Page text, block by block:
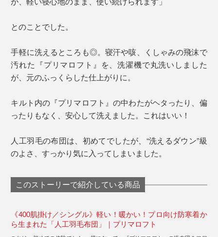
とのことでした。
手軽に洗えるところも◎。寝汗や咳、くしゃみの飛沫で
汚れた『プリマロフト』を、洗濯機で丸洗いしました
が、元のふっくらした仕上がりに。
キルト内の『プリマロフト』の中わたがヘタったり、偏
ったりもなく、安心して洗えました。これはいい！
人工羽毛の布団は、初めてでしたが、“洗えるダウン”級
のよさ、すっかり気に入ってしまいました。
このストーリーで紹介している商品
《400肌掛け／シングル》軽い！暖かい！プロ向け防寒着か
ら生まれた「人工羽毛布団」｜プリマロフト